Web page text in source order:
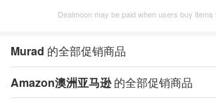
Dealmoon may be paid when users buy items
Murad 的全部促销商品
Amazon澳洲亚马逊的全部促销商品